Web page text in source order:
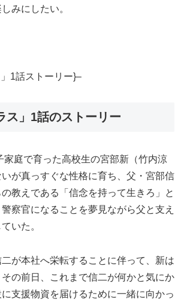
みにしたい。
1話ストーリー}–
ス」1話のストーリー
庭で育った高校生の宮部新（竹内涼
が真っすぐな性格に育ち、父・宮部信
教えである「信念を持って生きろ」と
察官になることを夢見ながら父と支え
いた。
が本社へ栄転することに伴って、新は
の前日、これまで信二が何かと気にか
支援物資を届けるために一緒に向かっ